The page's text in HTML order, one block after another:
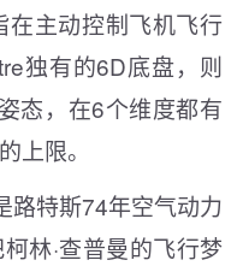
主动控制飞机飞行
独有的6D底盘，则
态，在6个维度都有
上限。
路特斯74年空气动力
林·查普曼的飞行梦